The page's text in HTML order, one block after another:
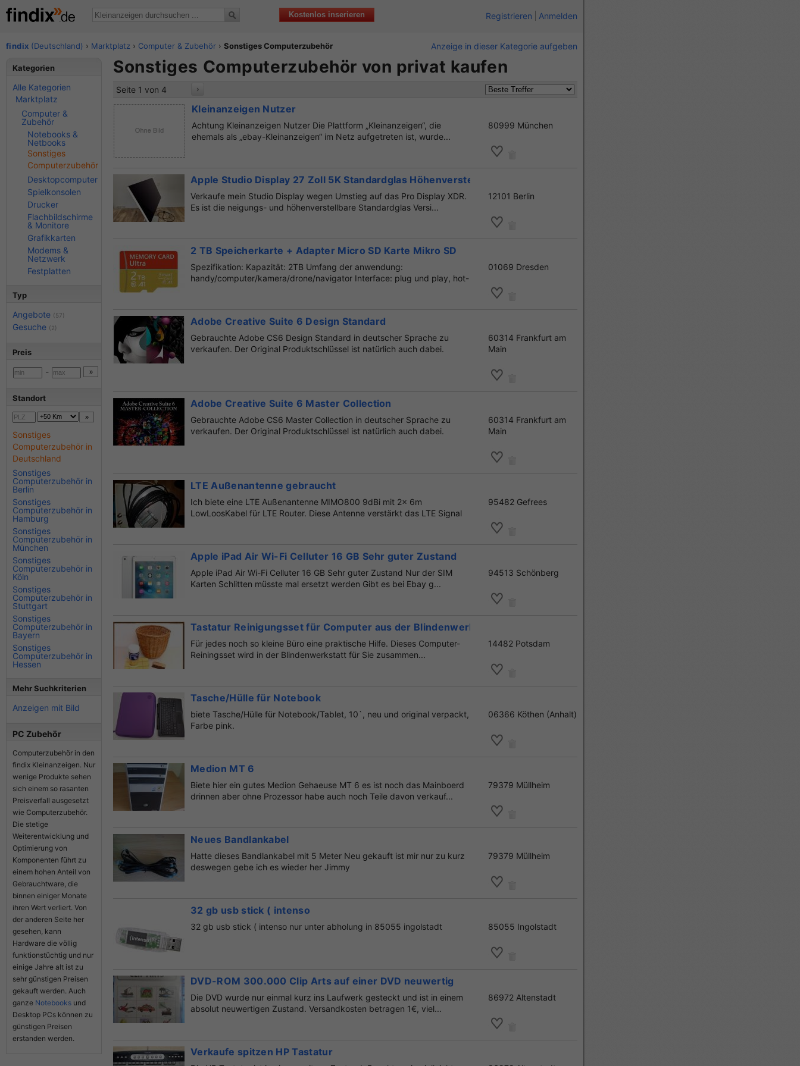
Kostenlos inserieren Registrieren Anmelden
findix (Deutschland) › Marktplatz › Computer & Zubehör ›Sonstiges Computerzubehör Anzeige in dieser Kategorie aufgeben
Sonstiges Computerzubehör von privat kaufen
Seite 1 von 4 ›
Kleinanzeigen Nutzer
Achtung Kleinanzeigen Nutzer Die Plattform „Kleinanzeigen“, die
ehemals als „ebay-Kleinanzeigen“ im Netz aufgetreten ist, wurde...
80999 München
Apple Studio Display 27 Zoll 5K Standardglas Höhenverstellbar
Verkaufe mein Studio Display wegen Umstieg auf das Pro Display XDR.
Es ist die neigungs- und höhenverstellbare Standardglas Versi...
12101 Berlin
2 TB Speicherkarte + Adapter Micro SD Karte Mikro SD
Spezifikation: Kapazität: 2TB Umfang der anwendung:
handy/computer/kamera/drone/navigator Interface: plug und play, hot-
01069 Dresden
Adobe Creative Suite 6 Design Standard
Gebrauchte Adobe CS6 Design Standard in deutscher Sprache zu
verkaufen. Der Original Produktschlüssel ist natürlich auch dabei.
60314 Frankfurt am
Main
Adobe Creative Suite 6 Master Collection
Gebrauchte Adobe CS6 Master Collection in deutscher Sprache zu
verkaufen. Der Original Produktschlüssel ist natürlich auch dabei.
60314 Frankfurt am
Main
LTE Außenantenne gebraucht
Ich biete eine LTE Außenantenne MIMO800 9dBi mit 2x 6m
LowLoosKabel für LTE Router. Diese Antenne verstärkt das LTE Signal
95482 Gefrees
Apple iPad Air Wi-Fi Celluter 16 GB Sehr guter Zustand
Apple iPad Air Wi-Fi Celluter 16 GB Sehr guter Zustand Nur der SIM
Karten Schlitten müsste mal ersetzt werden Gibt es bei Ebay g...
94513 Schönberg
Tastatur Reinigungsset für Computer aus der Blindenwerkstatt
Für jedes noch so kleine Büro eine praktische Hilfe. Dieses Computer-
Reiningsset wird in der Blindenwerkstatt für Sie zusammen...
14482 Potsdam
Tasche/Hülle für Notebook
biete Tasche/Hülle für Notebook/Tablet, 10`, neu und original verpackt,
Farbe pink.
06366 Köthen (Anhalt)
Medion MT 6
Biete hier ein gutes Medion Gehaeuse MT 6 es ist noch das Mainboerd
drinnen aber ohne Prozessor habe auch noch Teile davon verkauf...
79379 Müllheim
Neues Bandlankabel
Hatte dieses Bandlankabel mit 5 Meter Neu gekauft ist mir nur zu kurz
deswegen gebe ich es wieder her Jimmy
79379 Müllheim
32 gb usb stick ( intenso
32 gb usb stick ( intenso nur unter abholung in 85055 ingolstadt 85055 Ingolstadt
DVD-ROM 300.000 Clip Arts auf einer DVD neuwertig
Die DVD wurde nur einmal kurz ins Laufwerk gesteckt und ist in einem
absolut neuwertigen Zustand. Versandkosten betragen 1€, viel...
86972 Altenstadt
Verkaufe spitzen HP Tastatur
Kategorien
Alle Kategorien
Marktplatz
Computer &
Zubehör
Notebooks &
Netbooks
Sonstiges
Computerzubehör
Desktopcomputer
Spielkonsolen
Drucker
Flachbildschirme
& Monitore
Grafikkarten
Modems &
Netzwerk
Festplatten
Typ
Angebote (57)
Gesuche (2)
Preis
-
Standort
Sonstiges
Computerzubehör in
Deutschland
Sonstiges
Computerzubehör in
Berlin
Sonstiges
Computerzubehör in
Hamburg
Sonstiges
Computerzubehör in
München
Sonstiges
Computerzubehör in
Köln
Sonstiges
Computerzubehör in
Stuttgart
Sonstiges
Computerzubehör in
Bayern
Sonstiges
Computerzubehör in
Hessen
Mehr Suchkriterien
Anzeigen mit Bild
PC Zubehör
Computerzubehör in den
findix Kleinanzeigen. Nur
wenige Produkte sehen
sich einem so rasanten
Preisverfall ausgesetzt
wie Computerzubehör.
Die stetige
Weiterentwicklung und
Optimierung von
Komponenten führt zu
einem hohen Anteil von
Gebrauchtware, die
binnen einiger Monate
ihren Wert verliert. Von
der anderen Seite her
gesehen, kann
Hardware die völlig
funktionstüchtig und nur
einige Jahre alt ist zu
sehr günstigen Preisen
gekauft werden. Auch
ganze Notebooks und
Desktop PCs können zu
günstigen Preisen
erstanden werden.